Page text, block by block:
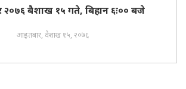
बैशाख १५ गते, बिहान ६ः०० बजे
आइतबार, वैशाख १५, २०७६